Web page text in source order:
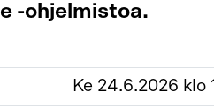
-ohjelmistoa.
Ke 24.6.2026 klo